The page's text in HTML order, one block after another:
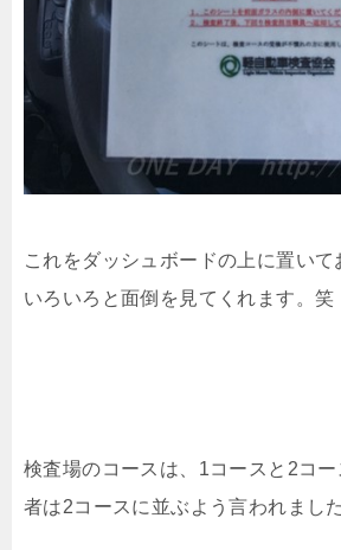
これをダッシュボードの上に置い
いろいろと面倒を見てくれます。笑
検査場のコースは、1コースと2コ
者は2コースに並ぶよう言われました